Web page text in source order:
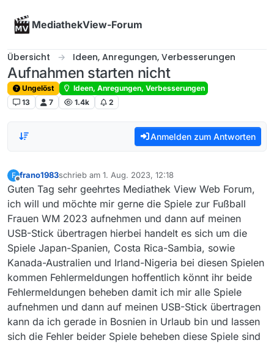
MediathekView-Forum
Übersicht Ideen, Anregungen, Verbesserungen
Aufnahmen starten nicht
Ungelöst
Ideen, Anregungen, Verbesserungen
13
7 1.4k 2
Anmelden zum Antworten
F
Offline
frano1983schrieb am 1. Aug. 2023, 12:18
zuletzt editiert von
Guten Tag sehr geehrtes Mediathek View Web Forum,
ich will und möchte mir gerne die Spiele zur Fußball
Frauen WM 2023 aufnehmen und dann auf meinen
USB-Stick übertragen hierbei handelt es sich um die
Spiele Japan-Spanien, Costa Rica-Sambia, sowie
Kanada-Australien und Irland-Nigeria bei diesen Spielen
kommen Fehlermeldungen hoffentlich könnt ihr beide
Fehlermeldungen beheben damit ich mir alle Spiele
aufnehmen und dann auf meinen USB-Stick übertragen
kann da ich gerade in Bosnien in Urlaub bin und lassen
sich die Fehler beider Spiele beheben diese Spiele sind